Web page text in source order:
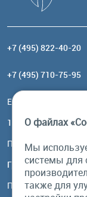
+7 (495) 822-40-20
+7 (495) 710-75-95
Email:
117485, Москва,
Посмотреть на
График работы
Пн-Пт: с 10:00 до
О файлах
Мы
системы для
также для